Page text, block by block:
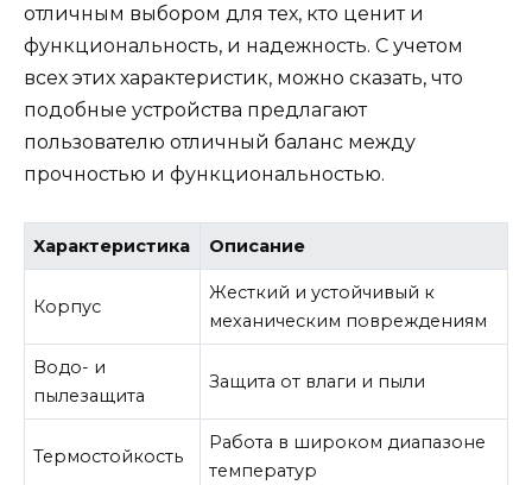
отличным выбором для тех, кто ценит и
функциональность, и надежность. С учетом
всех этих характеристик, можно сказать, что
подобные устройства предлагают
пользователю отличный баланс между
прочностью и функциональностью.
Характеристика Описание
Корпус
Жесткий и устойчивый к
механическим повреждениям
Водо- и
пылезащита
Защита от влаги и пыли
Термостойкость
Работа в широком диапазоне
температур